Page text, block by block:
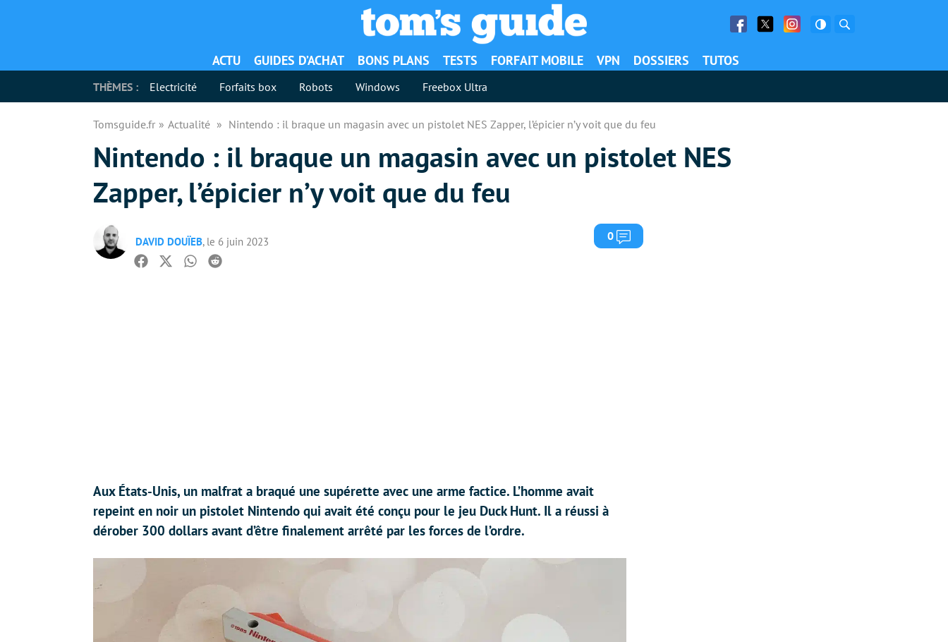
Facebook
Twitter Facebook
ACTU GUIDES D’ACHAT BONS PLANS TESTS FORFAIT MOBILE VPN DOSSIERS TUTOS
THÈMES : Electricité Forfaits box Robots Windows Freebox Ultra
Tomsguide.fr Actualité Nintendo : il braque un magasin avec un pistolet NES Zapper, l’épicier n’y voit que du feu
Nintendo : il braque un magasin avec un pistolet NES
Zapper, l’épicier n’y voit que du feu
DAVID DOUÏEB, le 6 juin 2023 0 Commentaires
Facebook
TwitterWhatsapp
Reddit
Aux États-Unis, un malfrat a braqué une supérette avec une arme factice. L’homme avait
repeint en noir un pistolet Nintendo qui avait été conçu pour le jeu Duck Hunt. Il a réussi à
dérober 300 dollars avant d’être finalement arrêté par les forces de l’ordre.